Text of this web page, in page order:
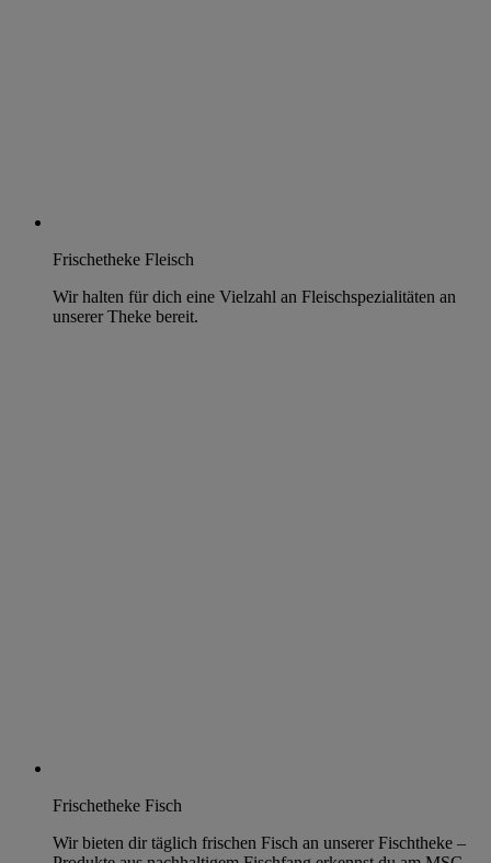
Frischetheke Fleisch
Wir halten für dich eine Vielzahl an Fleischspezialitäten an
unserer Theke bereit.
Frischetheke Fisch
Wir bieten dir täglich frischen Fisch an unserer Fischtheke –